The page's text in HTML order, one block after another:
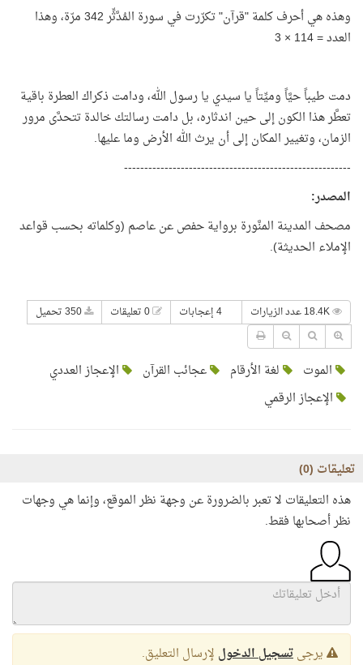
وهذه هي أحرف كلمة "قرآن" تكرّرت في سورة المُدَّثِّر 342 مرّة، وهذا
العدد = 114 × 3
دمت طيباً حيَّاً وميِّتاً يا سيدي يا رسول الله، ودامت ذكراك العطرة باقية
تعطَّر هذا الكون إلى حين اندثاره، بل دامت رسالتك خالدة تتحدَّى مرور
الزمان، وتغيير المكان إلى أن يرث الله الأرض وما عليها.
--------------------------------------------------------
المصدر:
مصحف المدينة المنَّورة برواية حفص عن عاصم (وكلماته بحسب قواعد
الإملاء الحديثة).
4 إعجابات
الموت لغة الأرقام عجائب القرآن
الإعجاز العددي
الإعجاز الرقمي
تعليقات (0
)
هذه التعليقات لا تعبر بالضرورة عن وجهة نظر الموقع، وإنما هي وجهات
نظر أصحابها فقط.
يرجىتسجيل الدخول لإرسال التعليق.